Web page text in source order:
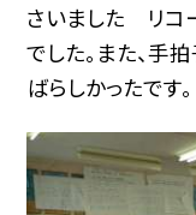
さいました リコ
でした。また、手
ばらしかったです。